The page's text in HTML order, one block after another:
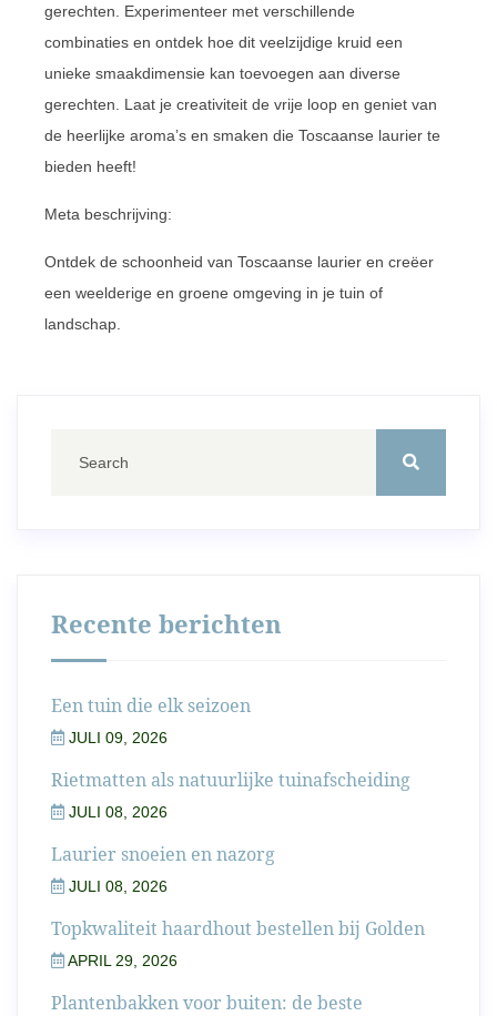
gerechten. Experimenteer met verschillende
combinaties en ontdek hoe dit veelzijdige kruid een
unieke smaakdimensie kan toevoegen aan diverse
gerechten. Laat je creativiteit de vrije loop en geniet van
de heerlijke aroma’s en smaken die Toscaanse laurier te
bieden heeft!
Meta beschrijving:
Ontdek de schoonheid van Toscaanse laurier en creëer
een weelderige en groene omgeving in je tuin of
landschap.
Recente berichten
Een tuin die elk seizoen
JULI 09, 2026
Rietmatten als natuurlijke tuinafscheiding
JULI 08, 2026
Laurier snoeien en nazorg
JULI 08, 2026
Topkwaliteit haardhout bestellen bij Golden
APRIL 29, 2026
Plantenbakken voor buiten: de beste